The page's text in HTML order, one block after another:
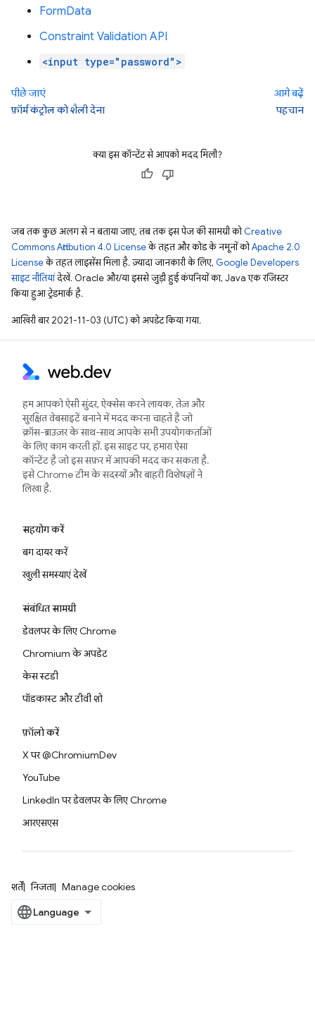
FormData
Constraint Validation API
<input type="password">
पीछे जाएं
फ़ॉर्म कंट्रोल को शैली देना
आगे बढ़ें
पहचान
क्या इस कॉन्टेंट से आपको मदद मिली?
जब तक कुछ अलग से न बताया जाए, तब तक इस पेज की सामग्री कोCreative
Commons Attribution 4.0 Licenseके तहत और कोड के नमूनों कोApache 2.0
Licenseके तहत लाइसेंस मिला है. ज़्यादा जानकारी के लिए, Google Developers
साइट नीतियांदेखें. Oracle और/या इससे जुड़ी हुई कंपनियों का, Java एक रजिस्टर
किया हुआ ट्रेडमार्क है.
आखिरी बार 2021-11-03 (UTC) को अपडेट किया गया.
हम आपको ऐसी सुंदर, ऐक्सेस करने लायक, तेज़ और
सुरक्षित वेबसाइटें बनाने में मदद करना चाहते हैं जो
क्रॉस-ब्राउज़र के साथ-साथ आपके सभी उपयोगकर्ताओं
के लिए काम करती हों. इस साइट पर, हमारा ऐसा
कॉन्टेंट है जो इस सफ़र में आपकी मदद कर सकता है.
इसे Chrome टीम के सदस्यों और बाहरी विशेषज्ञों ने
लिखा है.
सहयोग करें
बग दायर करें
खुली समस्याएं देखें
संबंधित सामग्री
डेवलपर के लिए Chrome
Chromium के अपडेट
केस स्टडी
पॉडकास्ट और टीवी शो
फ़ॉलो करें
X पर @ChromiumDev
YouTube
LinkedIn पर डेवलपर के लिए Chrome
आरएसएस
शर्तें निजता Manage cookies